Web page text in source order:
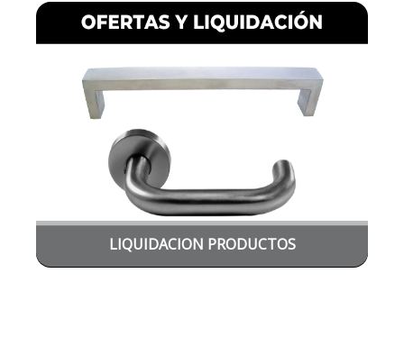
LIQUIDACION PRODUCTOS